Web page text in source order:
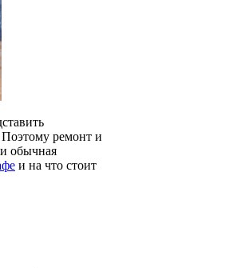
ремонт и
обычная
и на что стоит